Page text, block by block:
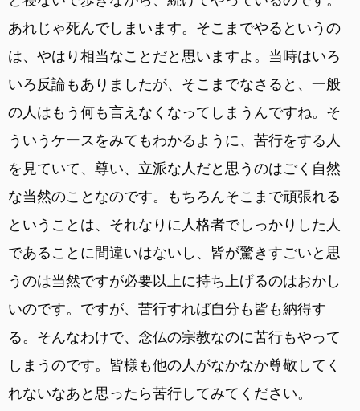
あれじゃ死んでしまいます。そこまでやるというの
は、やはり相当なことだと思いますよ。当時はいろ
いろ反論もありましたが、そこまでなさると、一般
の人はもう何も言えなくなってしまうんですね。そ
ういうケースをみてもわかるように、苦行をする人
を見ていて、尊い、立派な人だと思うのはごく自然
な当然のことなのです。もちろんそこまで頑張れる
ということは、それなりに人格者でしっかりした人
であることに間違いはないし、皆が驚きすごいと思
うのは当然ですが必要以上に持ち上げるのはおかし
いのです。ですが、苦行すれば自分も皆も納得す
る。そんなわけで、念仏の宗教なのに苦行もやって
しまうのです。皆様も他の人がなかなか尊敬してく
れないなあと思ったら苦行してみてください。